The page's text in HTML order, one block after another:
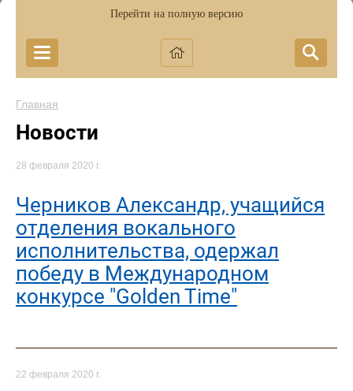
Перейти на полную версию
Главная
Новости
28 февраля 2020 г.
Черников Александр, учащийся
отделения вокального
исполнительства, одержал
победу в Международном
конкурсе "Golden Time"
22 февраля 2020 г.